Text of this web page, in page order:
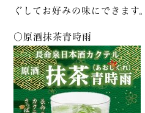
ぐしてお好みの味にできます。
〇原酒抹茶青時雨